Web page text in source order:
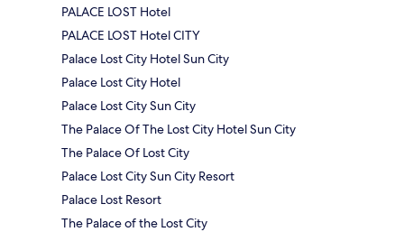
PALACE LOST Hotel
PALACE LOST Hotel CITY
Palace Lost City Hotel Sun City
Palace Lost City Hotel
Palace Lost City Sun City
The Palace Of The Lost City Hotel Sun City
The Palace Of Lost City
Palace Lost City Sun City Resort
Palace Lost Resort
The Palace of the Lost City